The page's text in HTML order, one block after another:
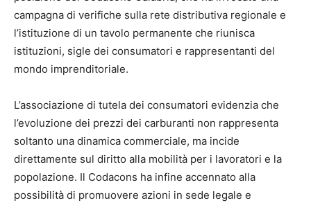
campagna di verifiche sulla rete distributiva regionale e
l’istituzione di un tavolo permanente che riunisca
istituzioni, sigle dei consumatori e rappresentanti del
mondo imprenditoriale.
L’associazione di tutela dei consumatori evidenzia che
l’evoluzione dei prezzi dei carburanti non rappresenta
soltanto una dinamica commerciale, ma incide
direttamente sul diritto alla mobilità per i lavoratori e la
popolazione. Il Codacons ha infine accennato alla
possibilità di promuovere azioni in sede legale e